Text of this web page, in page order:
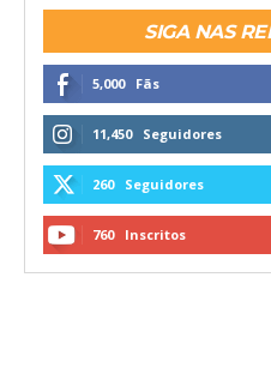
SIGA NAS
5,000 Fãs
11,450 Seguidores
260 Seguidores
760 Inscritos